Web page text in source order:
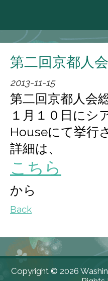
懇親
ふる
お
ご入会など
第二回京都人
2013-11-15
第二回京都人会
１月１０日にシ
Houseにて挙行
詳細は、
こちら
から
Back
Copyright © 2026